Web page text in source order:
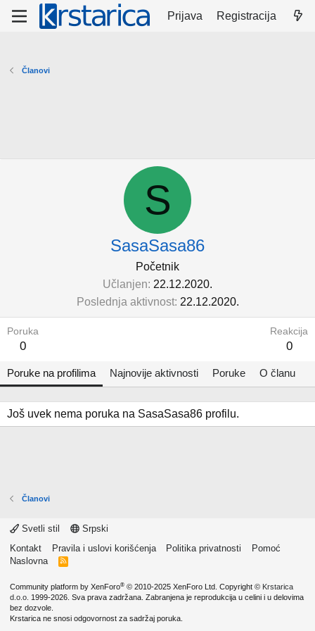
Prijava Registracija
Članovi
S
SasaSasa86
Početnik
Učlanjen 22.12.2020.
Poslednja aktivnost 22.12.2020.
Poruka
0
Reakcija
0
Poruke na profilima Najnovije aktivnosti Poruke O članu
Još uvek nema poruka na SasaSasa86 profilu.
Članovi
Svetli stil
Srpski
Kontakt
Pravila i uslovi korišćenja Politika privatnosti
Pomoć
Naslovna
R
Community platform by XenForo® © 2010-2025 XenForo Ltd. Copyright © Krstarica
d.o.o. 1999-2026. Sva prava zadržana. Zabranjena je reprodukcija u celini i u delovima
bez dozvole.
Krstarica ne snosi odgovornost za sadržaj poruka.